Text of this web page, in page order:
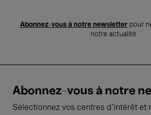
Abonnez-vous à notre newsletterpour
notre actualité
Abonnez-vous à notre
Sélectionnez vos centres d'intérêt et